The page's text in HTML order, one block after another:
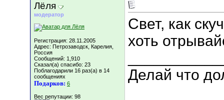
Лёля
модератор
Регистрация: 28.11.2005
Адрес: Петрозаводск, Карелия,
Россия
Сообщений: 1,910
Сказал(а) спасибо: 23
Поблагодарили 16 раз(а) в 14
сообщениях
Подарков: 6
Вес репутации: 98
Свет, как
хоть
Делай что